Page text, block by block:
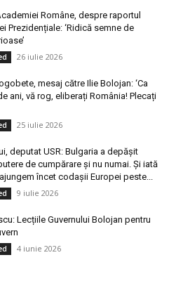
Române, despre raportul
Prezidențiale: ‘Ridică semne de
26 iulie 2026
mesaj către Ilie Bolojan: ‘Ca
ani, vă rog, eliberați România! Plecați
25 iulie 2026
deputat USR: Bulgaria a depășit
de cumpărare și nu numai. Și iată
încet codașii Europei peste...
9 iulie 2026
Lecțiile Guvernului Bolojan pentru
4 iunie 2026